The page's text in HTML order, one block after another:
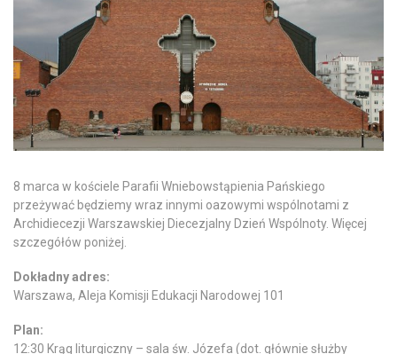
8 marca w kościele Parafii Wniebowstąpienia Pańskiego
przeżywać będziemy wraz innymi oazowymi wspólnotami z
Archidiecezji Warszawskiej Diecezjalny Dzień Wspólnoty. Więcej
szczegółów poniżej.
Dokładny adres:
Warszawa, Aleja Komisji Edukacji Narodowej 101
Plan:
12:30 Krąg liturgiczny – sala św. Józefa (dot. głównie służby